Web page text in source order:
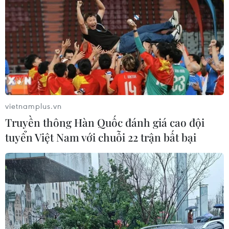
Xung đột Israel-Hamas: Ít nhất 300
trẻ em thiệt mạng trong 300 ngày
qua
06/08/2026 22:56
Iran và Oman thống nhất mở lại eo
biển Hormuz trong 60 ngày
06/08/2026 12:25
Israel thử nghiệm tên lửa Arrow giữa
lúc căng thẳng khu vực leo thang
06/08/2026 11:17
vietnamplus.vn
Truyền thông Hàn Quốc đánh giá cao đội
tuyển Việt Nam với chuỗi 22 trận bất bại